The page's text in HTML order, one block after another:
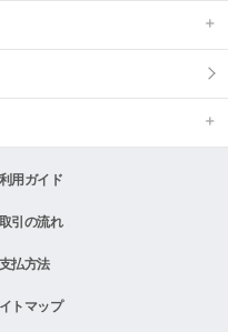
用ガイド
引の流れ
払方法
トマップ